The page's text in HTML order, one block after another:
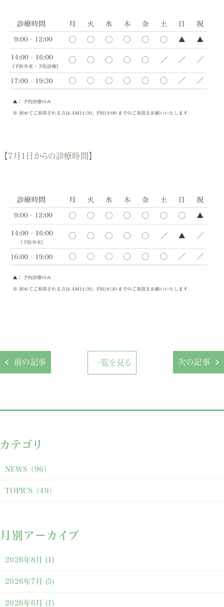
【7月1日からの診療時間】
前の記事 一覧を見る 次の記事
カテゴリ
NEWS （96）
TOPICS（49）
月別アーカイブ
2026年8月 (1)
2026年7月 (5)
2026年6月 (1)